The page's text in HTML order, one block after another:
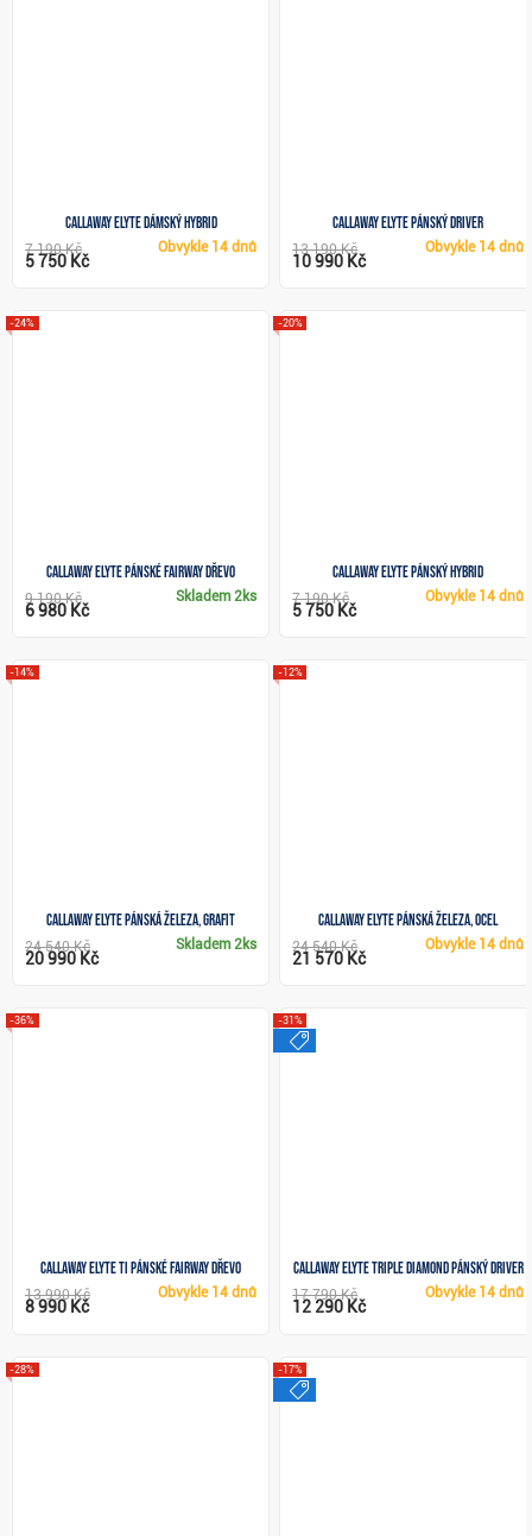
Callaway Elyte dámský hybrid
Obvykle 14 dnů
7 190 Kč
5 750 Kč
Callaway Elyte pánský driver
Obvykle 14 dnů
13 190 Kč
10 990 Kč
Callaway Elyte pánské fairway dřevo
-24%
Skladem 2ks
9 190 Kč
6 980 Kč
Callaway Elyte pánský hybrid
-20%
Obvykle 14 dnů
7 190 Kč
5 750 Kč
Callaway Elyte pánská železa, grafit
-14%
Skladem2ks
24 540 Kč
20 990 Kč
Callaway Elyte pánská železa, ocel
-12%
Obvykle 14 dnů
24 540 Kč
21 570 Kč
Callaway Elyte Ti pánské fairway dřevo
-36%
Obvykle 14 dnů
13 990 Kč
8 990 Kč
Callaway Elyte Triple Diamond pánský driver
-31%
Obvykle 14 dnů
17 790 Kč
12 290 Kč
-28% -17%